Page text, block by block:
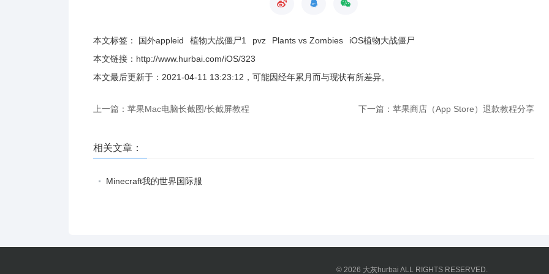
本文标签： 国外appleid 植物大战僵尸1 pvz Plants vs Zombies
iOS植物大战僵尸
本文链接： http://www.hurbai.com/iOS/323
本文最后更新于： 2021-04-11 13:23:12 ，可能因经年累月而与现状有所差异。
上一篇：苹果Mac电脑长截图/长截屏教程 下一篇：苹果商店（App Store）退款教程分享
相关文章：
Minecraft我的世界国际服
© 2026 大灰hurbai ALL RIGHTS RESERVED.